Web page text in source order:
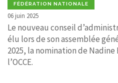
FÉDÉRATION NATIONALE
06 juin 2025
Le nouveau conseil
élu lors de son assemblée
2025, la nomination de
l’OCCE.